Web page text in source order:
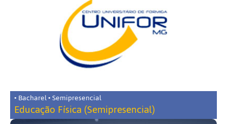
• Bacharel • Semipresencial
Educação Física (Semipresencial)